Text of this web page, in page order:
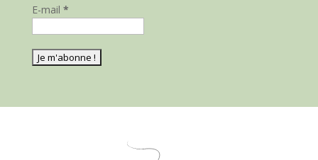
E-mail *